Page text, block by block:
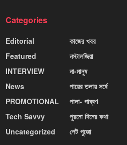
Categories
Editorial
Featured
INTERVIEW
News
PROMOTIONAL
Tech Savvy
Uncategorized
কাজের খবর
নস্টালজিয়া
না-মানুষ
পায়ের তলায় সর্ষে
পালা- পাব্বণ
পুরনো দিনের কথা
পেট পুজো